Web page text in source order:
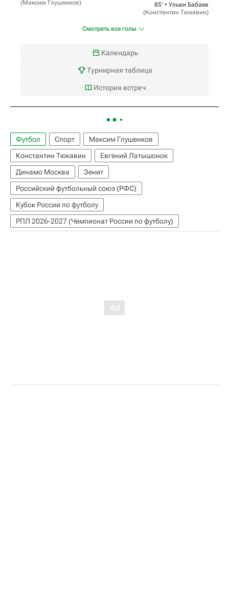
(Максим Глушенков) 85‎’‎ • Ульви Бабаев
(Константин Тюкавин)
Смотреть все голы
Календарь
Турнирная таблица
История встреч
Футбол Спорт
Максим Глушенков
Константин Тюкавин
Евгений Латышонок
Динамо Москва
Зенит
Российский футбольный союз (РФС)
Кубок России по футболу
РПЛ 2026-2027 (Чемпионат России по футболу)